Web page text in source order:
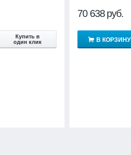
Купить в
один клик
70 638 руб.
В КОРЗИНУ